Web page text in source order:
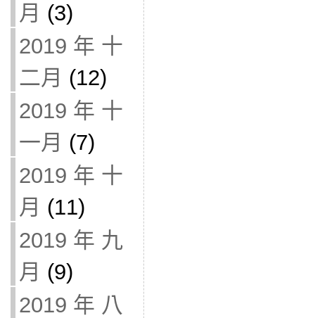
月 (3)
2019 年 十
二月 (12)
2019 年 十
一月 (7)
2019 年 十
月 (11)
2019 年 九
月 (9)
2019 年 八